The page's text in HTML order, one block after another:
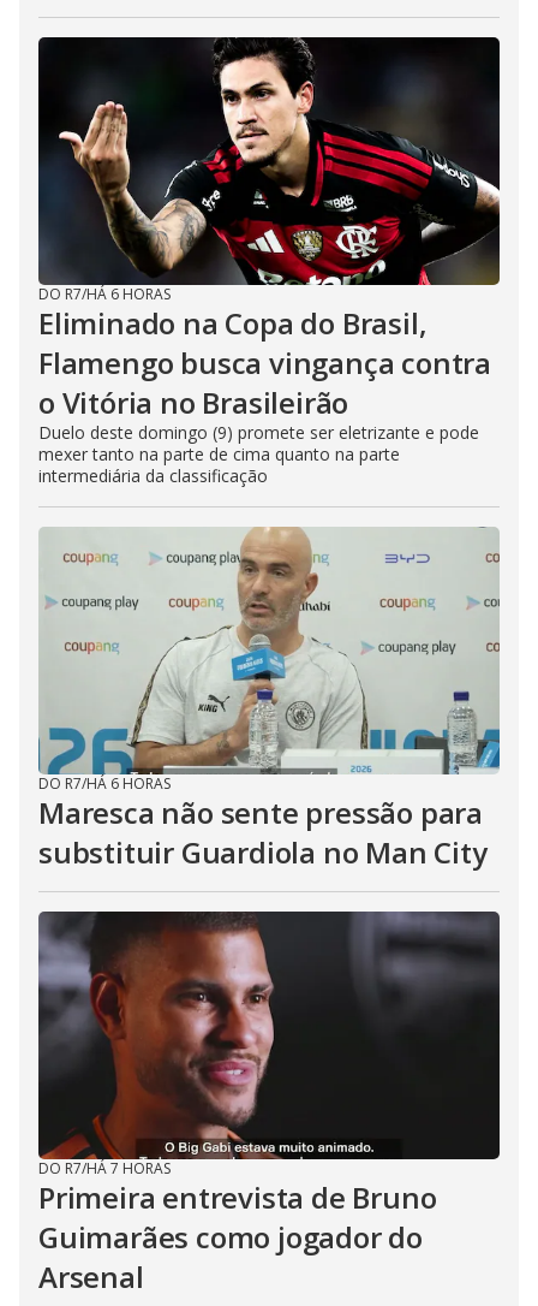
DO R7/HÁ 6 HORAS
Eliminado na Copa do Brasil,
Flamengo busca vingança contra
o Vitória no Brasileirão
Duelo deste domingo (9) promete ser eletrizante e pode
mexer tanto na parte de cima quanto na parte
intermediária da classificação
DO R7/HÁ 6 HORAS
Maresca não sente pressão para
substituir Guardiola no Man City
DO R7/HÁ 7 HORAS
Primeira entrevista de Bruno
Guimarães como jogador do
Arsenal